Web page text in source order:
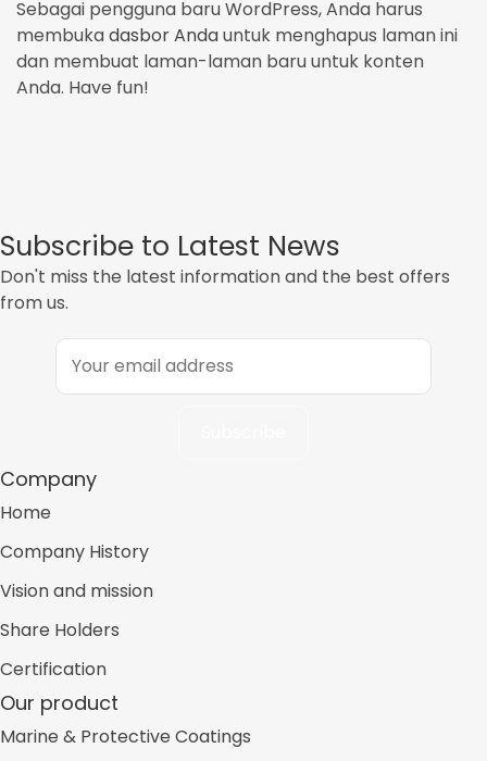
Sebagai pengguna baru WordPress, Anda harus
membukadasbor Andauntuk menghapus laman ini
dan membuat laman-laman baru untuk konten
Anda. Have fun!
Subscribe to Latest News
Don't miss the latest information and the best offers
from us.
Company
Home
Company History
Vision and mission
Share Holders
Certification
Our product
Marine & Protective Coatings